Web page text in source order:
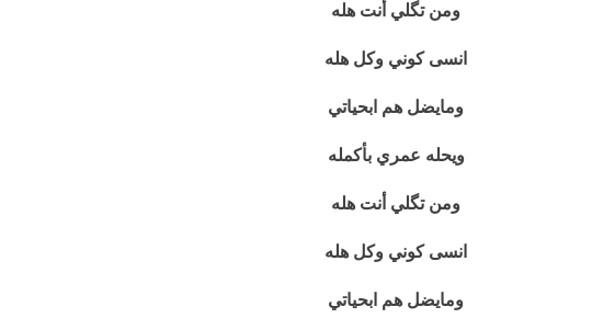
ومن تگلي أنت هله
انسى كوني وكل هله
ومايضل هم ابحياتي
ويحله عمري بأكمله
ومن تگلي أنت هله
انسى كوني وكل هله
ومايضل هم ابحياتي